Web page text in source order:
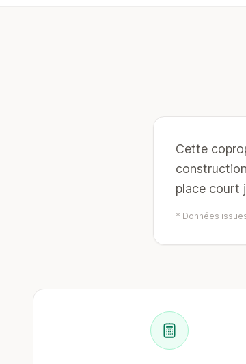
Cette
place court
* Données